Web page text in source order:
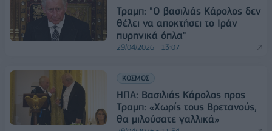
Τραμπ: "Ο βασιλιάς Κάρολος δεν
θέλει να αποκτήσει το Ιράν
πυρηνικά όπλα"
29/04/2026 - 13:07
ΚΟΣΜΟΣ
ΗΠΑ: Βασιλιάς Κάρολος προς
Τραμπ: «Χωρίς τους Βρετανούς,
θα μιλούσατε γαλλικά»